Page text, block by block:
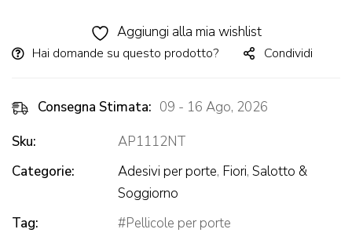
Aggiungi alla mia wishlist
Hai domande su questo prodotto? Condividi
Consegna Stimata: 09 - 16 Ago, 2026
Sku:
AP1112NT
Categorie:
Adesivi per porte, Fiori, Salotto &
Soggiorno
Tag:
Pellicole per porte